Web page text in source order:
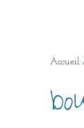
Accueil